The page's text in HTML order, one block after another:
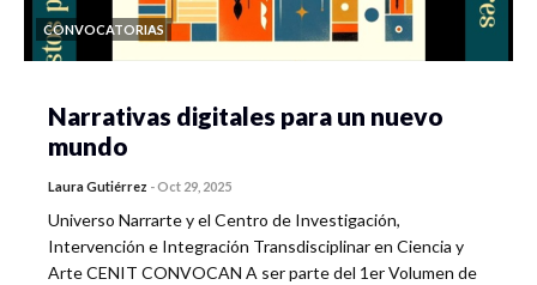
CONVOCATORIAS
Narrativas digitales para un nuevo
mundo
Laura Gutiérrez -Oct 29, 2025
Universo Narrarte y el Centro de Investigación,
Intervención e Integración Transdisciplinar en Ciencia y
Arte CENIT CONVOCAN A ser parte del 1er Volumen de